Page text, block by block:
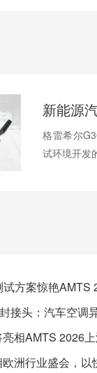
格雷希尔
试环境开发